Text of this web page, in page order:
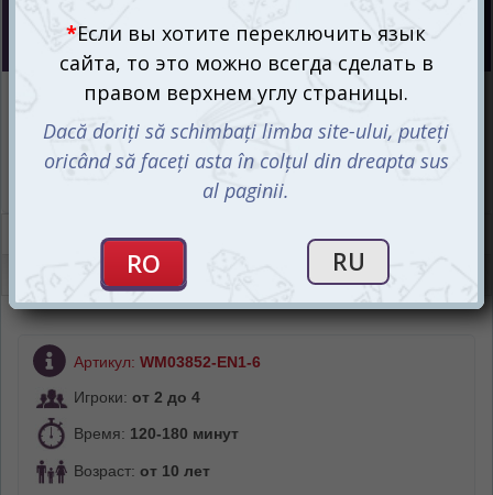
Интернет-магазин
Магазин “Игромания”
Артикул: WM03852-EN1-6
Игроки: от 2 до 4
Время: 120-180 минут
Возраст: от 10 лет